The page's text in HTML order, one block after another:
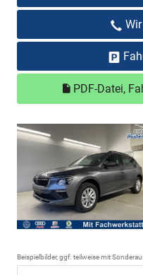
PDF-Datei,
Beispielbilder, ggf. teilweise mit